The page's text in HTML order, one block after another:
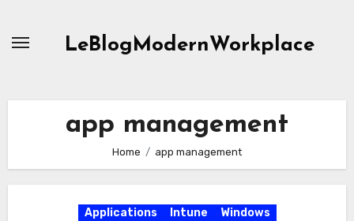
LeBlogModernWorkplace
app management
Home app management
Applications Intune Windows